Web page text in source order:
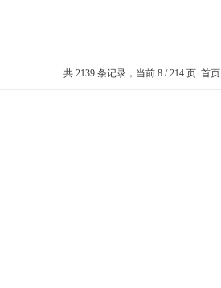
共 2139 条记录，当前 8 / 214 页 首页